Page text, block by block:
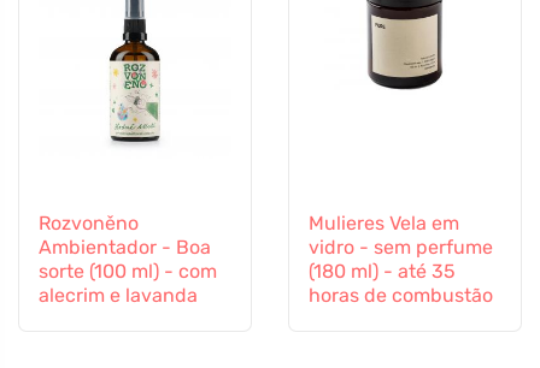
Rozvoněno
Ambientador - Boa
sorte (100 ml) - com
alecrim e lavanda
Mulieres Vela em
vidro - sem perfume
(180 ml) - até 35
horas de combustão